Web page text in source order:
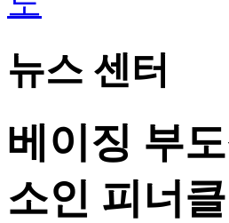
뉴스 센터
베이징 부
소인 피너